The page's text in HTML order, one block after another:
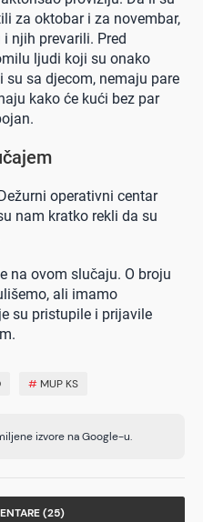
za oktobar i za novembar,
njih prevarili. Pred
ljudi koji su onako
sa djecom, nemaju pare
kako će kući bez par
operativni centar
nam kratko rekli da su
na ovom slučaju. O broju
ali imamo
su pristupile i prijavile
# MUP KS
izvore na Google-u.
(25)